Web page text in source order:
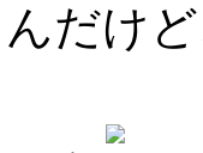
だけ